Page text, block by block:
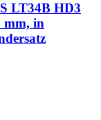
LT34B HD3
mm, in